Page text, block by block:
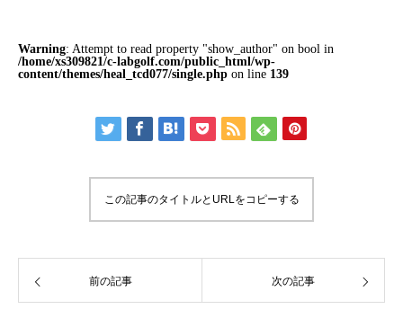
Warning: Attempt to read property "show_author" on bool in
/home/xs309821/c-labgolf.com/public_html/wp-
content/themes/heal_tcd077/single.php on line 139
この記事のタイトルとURLをコピーする
前の記事 次の記事